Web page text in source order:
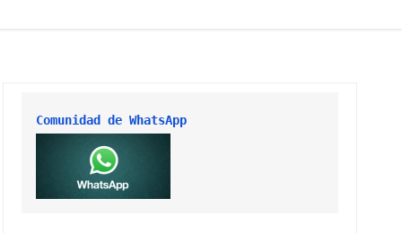
Comunidad de WhatsApp